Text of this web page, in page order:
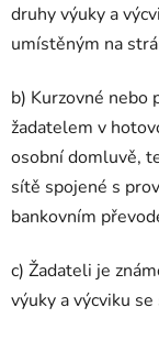
druhy výuky a
umístěným na
b) Kurzovné nebo
žadatelem v
osobní domluvě,
sítě spojené s
bankovním
c) Žadateli je
výuky a výcviku se